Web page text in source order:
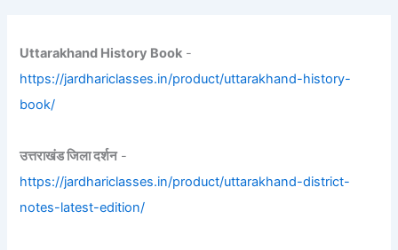
Uttarakhand History Book -
https://jardhariclasses.in/product/uttarakhand-history-
book/
उत्तराखंड जिला दर्शन-
https://jardhariclasses.in/product/uttarakhand-district-
notes-latest-edition/